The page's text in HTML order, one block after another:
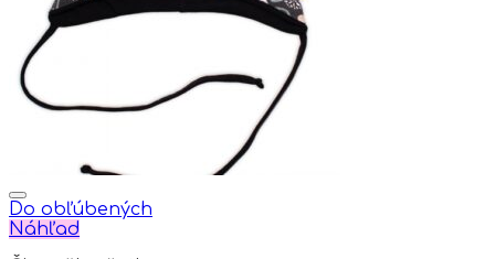
chosen
on
the
product
page
Do obľúbených
Náhľad